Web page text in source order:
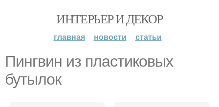
ИНТЕРЬЕР И ДЕКОР
главная новости статьи
Пингвин из пластиковых
бутылок